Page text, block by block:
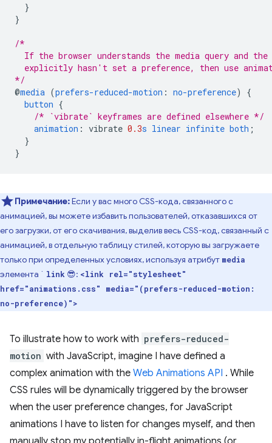
}
}
/*
If the browser understands the media query and the
explicitly hasn't set a preference, then use
*/
@media (prefers-reduced-motion : no-preference)
{
button {
/* `vibrate` keyframes are defined elsewhere */
animation : vibrate 0.3s linear infinite both ;
}
}
Примечание:Если у вас много CSS-кода, связанного с
анимацией, вы можете избавить пользователей, отказавшихся от
его загрузки, от его скачивания, выделив весь CSS-код, связанный с
анимацией, в отдельную таблицу стилей, которую вы загружаете
только при определенных условиях, используя атрибут media
элемента ` link 😎: <link rel="stylesheet"
href="animations.css" media="(prefers-reduced-motion:
no-preference)">
To illustrate how to work with prefers-reduced-
motion with JavaScript, imagine I have defined a
complex animation with the Web Animations API . While
CSS rules will be dynamically triggered by the browser
when the user preference changes, for JavaScript
animations I have to listen for changes myself, and then